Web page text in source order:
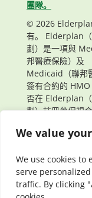
We value
We use cookies to
serve
traffic. By clicking
團隊。
© 2026
有。 Elderplan
劃）是一項與
邦醫療保險）及
Medicaid（聯邦
簽有合約的
否在 Elderplan
劃）註冊參保視